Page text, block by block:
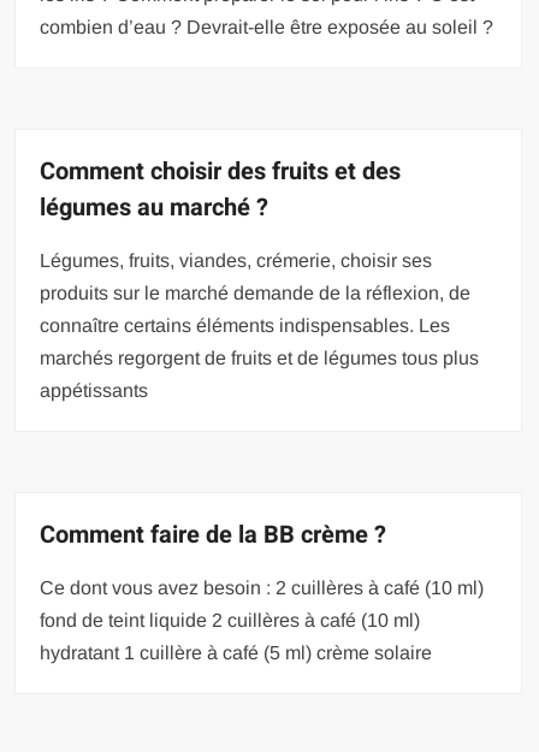
combien d’eau ? Devrait-elle être exposée au soleil ?
Comment choisir des fruits et des
légumes au marché ?
Légumes, fruits, viandes, crémerie, choisir ses
produits sur le marché demande de la réflexion, de
connaître certains éléments indispensables. Les
marchés regorgent de fruits et de légumes tous plus
appétissants
Comment faire de la BB crème ?
Ce dont vous avez besoin : 2 cuillères à café (10 ml)
fond de teint liquide 2 cuillères à café (10 ml)
hydratant 1 cuillère à café (5 ml) crème solaire